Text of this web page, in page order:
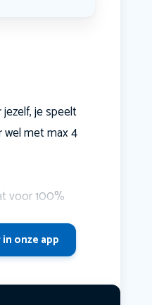
je speelt
wel met max 4
voor 100%
onze app